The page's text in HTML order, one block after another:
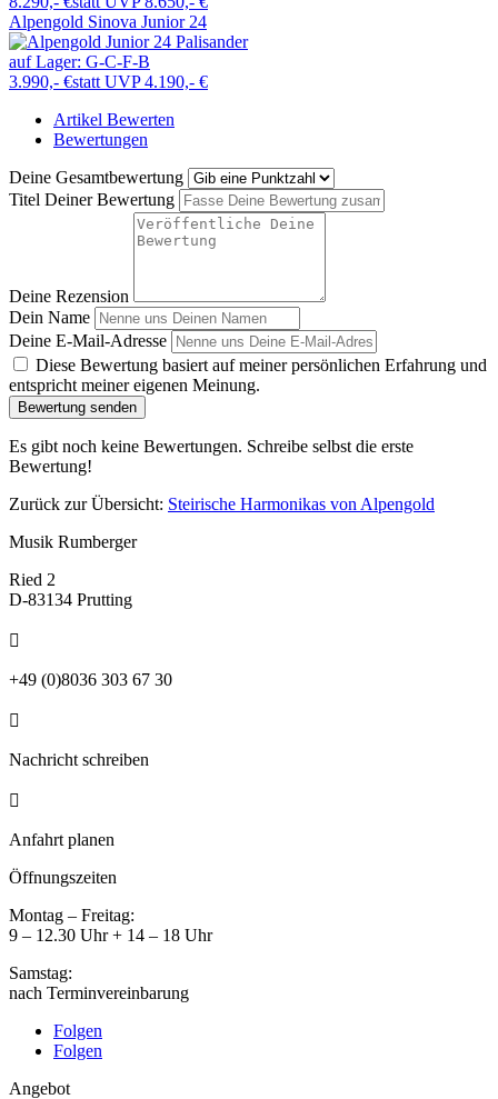
Alpengold Sinova Junior 24
auf Lager: G-C-F-B
3.990,- €statt UVP 4.190,- €
Artikel Bewerten
Bewertungen
Deine Gesamtbewertung
Titel Deiner Bewertung
Deine Rezension
Dein Name
Deine E-Mail-Adresse
Diese Bewertung basiert auf meiner persönlichen Erfahrung und
entspricht meiner eigenen Meinung.
Bewertung senden
Es gibt noch keine Bewertungen. Schreibe selbst die erste
Bewertung!
Zurück zur Übersicht: Steirische Harmonikas von Alpengold
Musik Rumberger
Ried 2
D-83134 Prutting

+49 (0)8036 303 67 30

Nachricht schreiben

Anfahrt planen
Öffnungszeiten
Montag – Freitag:
9 – 12.30 Uhr + 14 – 18 Uhr
Samstag:
nach Terminvereinbarung
Folgen
Folgen
Angebot